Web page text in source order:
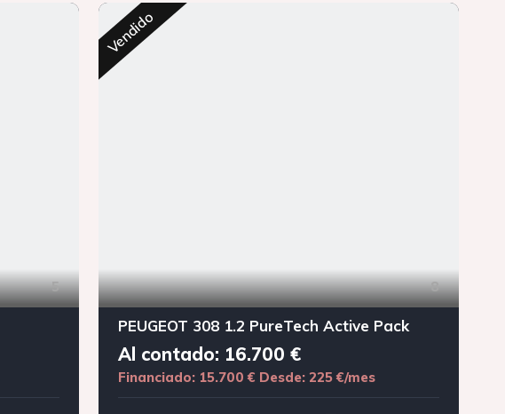
5
Vendido
8
PEUGEOT 308 1.2 PureTech Active Pack
Al contado: 16.700 €
Financiado: 15.700 € Desde: 225 €/mes